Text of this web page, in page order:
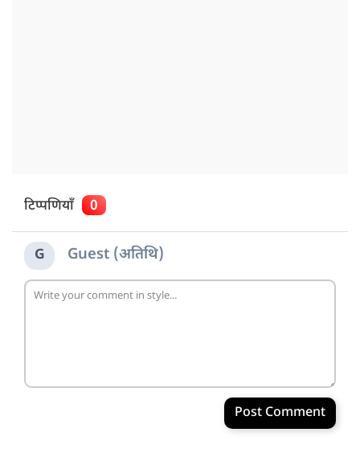
टिप्पणियाँ 0
G Guest (अतिथि)
Post Comment